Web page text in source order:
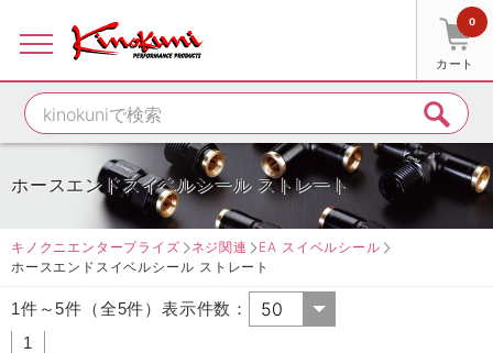
カート
0
ホースエンドスイベルシール ストレート
キノクニエンタープライズ ネジ関連 EA スイベルシール
ホースエンドスイベルシール ストレート
1件～5件（全5件）表示件数：
1